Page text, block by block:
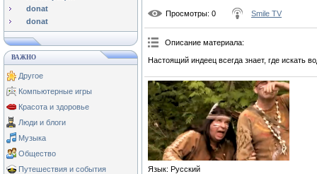
donat
donat
ВАЖНО
Другое
Компьютерные игры
Красота и здоровье
Люди и блоги
Музыка
Общество
Путешествия и события
Просмотры: 0 Smile TV
Описание материала:
Настоящий индеец всегда знает, где искать
Язык: Русский